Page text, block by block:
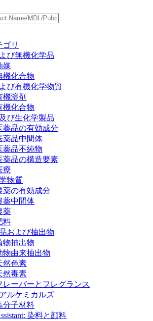
リ
び無機化学品
媒
機化合物
び有機化学物質
機溶剤
機化合物
び生化学製品
薬品の有効成分
薬品中間体
薬品不純物
薬品の構造要素
療
物質
薬の有効成分
薬中間体
薬
料
および抽出物
物抽出物
物由来抽出物
然色素
然毒素
レーバーとフレグランス
ルケミカルズ
分子材料
染料と顔料